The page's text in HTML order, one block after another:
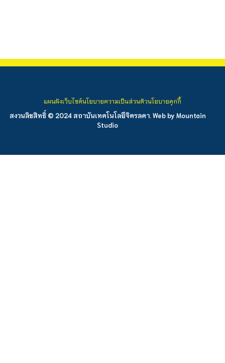
สงวนลิขสิทธิ์ © 2024 สถาบันเทคโนโลยีจิตรลดา. Web by Mountain
Studio
แผนผังเว็บไซต์นโยบายความเป็นส่วนตัวนโยบายคุกกี้